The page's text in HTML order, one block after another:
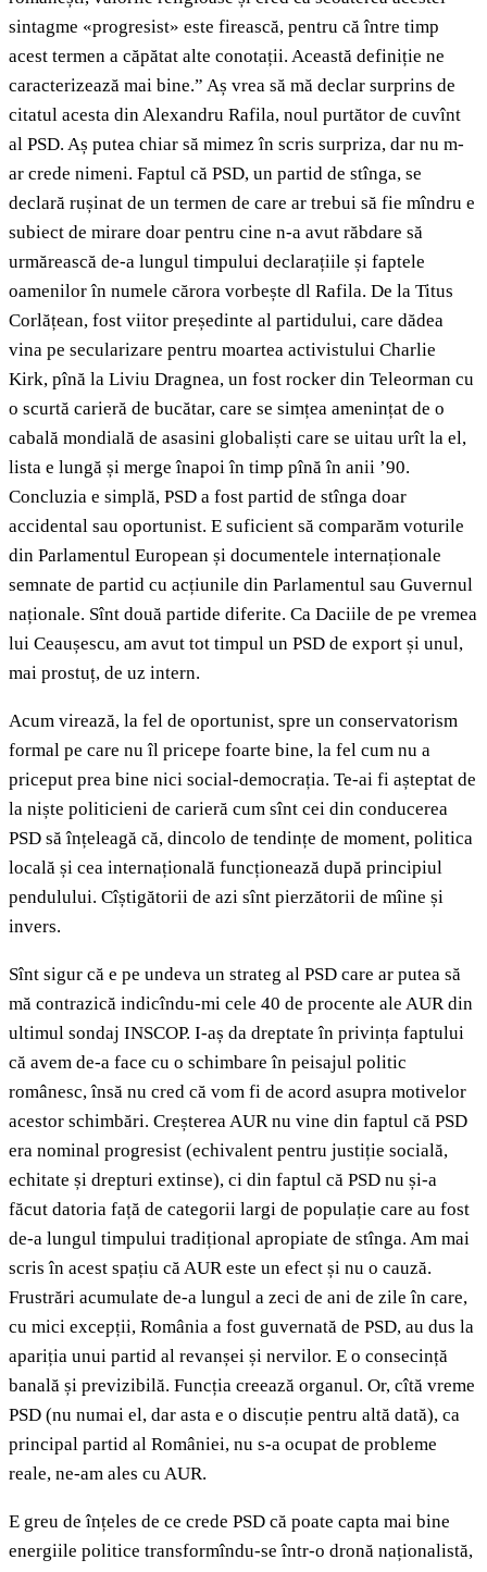
sintagme «progresist» este firească, pentru că între timp
acest termen a căpătat alte conotații. Această definiție ne
caracterizează mai bine.” Aș vrea să mă declar surprins de
citatul acesta din Alexandru Rafila, noul purtător de cuvînt
al PSD. Aș putea chiar să mimez în scris surpriza, dar nu m-
ar crede nimeni. Faptul că PSD, un partid de stînga, se
declară rușinat de un termen de care ar trebui să fie mîndru e
subiect de mirare doar pentru cine n-a avut răbdare să
urmărească de-a lungul timpului declarațiile și faptele
oamenilor în numele cărora vorbește dl Rafila. De la Titus
Corlățean, fost viitor președinte al partidului, care dădea
vina pe secularizare pentru moartea activistului Charlie
Kirk, pînă la Liviu Dragnea, un fost rocker din Teleorman cu
o scurtă carieră de bucătar, care se simțea amenințat de o
cabală mondială de asasini globaliști care se uitau urît la el,
lista e lungă și merge înapoi în timp pînă în anii ’90.
Concluzia e simplă, PSD a fost partid de stînga doar
accidental sau oportunist. E suficient să comparăm voturile
din Parlamentul European și documentele internaționale
semnate de partid cu acțiunile din Parlamentul sau Guvernul
naționale. Sînt două partide diferite. Ca Daciile de pe vremea
lui Ceaușescu, am avut tot timpul un PSD de export și unul,
mai prostuț, de uz intern.
Acum virează, la fel de oportunist, spre un conservatorism
formal pe care nu îl pricepe foarte bine, la fel cum nu a
priceput prea bine nici social-democrația. Te-ai fi așteptat de
la niște politicieni de carieră cum sînt cei din conducerea
PSD să înțeleagă că, dincolo de tendințe de moment, politica
locală și cea internațională funcționează după principiul
pendulului. Cîștigătorii de azi sînt pierzătorii de mîine și
invers.
Sînt sigur că e pe undeva un strateg al PSD care ar putea să
mă contrazică indicîndu-mi cele 40 de procente ale AUR din
ultimul sondaj INSCOP. I-aș da dreptate în privința faptului
că avem de-a face cu o schimbare în peisajul politic
românesc, însă nu cred că vom fi de acord asupra motivelor
acestor schimbări. Creșterea AUR nu vine din faptul că PSD
era nominal progresist (echivalent pentru justiție socială,
echitate și drepturi extinse), ci din faptul că PSD nu și-a
făcut datoria față de categorii largi de populație care au fost
de-a lungul timpului tradițional apropiate de stînga. Am mai
scris în acest spațiu că AUR este un efect și nu o cauză.
Frustrări acumulate de-a lungul a zeci de ani de zile în care,
cu mici excepții, România a fost guvernată de PSD, au dus la
apariția unui partid al revanșei și nervilor. E o consecință
banală și previzibilă. Funcția creează organul. Or, cîtă vreme
PSD (nu numai el, dar asta e o discuție pentru altă dată), ca
principal partid al României, nu s-a ocupat de probleme
reale, ne-am ales cu AUR.
E greu de înțeles de ce crede PSD că poate capta mai bine
energiile politice transformîndu-se într-o dronă naționalistă,